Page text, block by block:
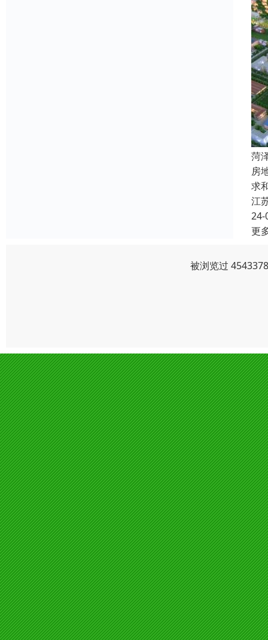
菏
房
求
江
24-
更
被浏览过